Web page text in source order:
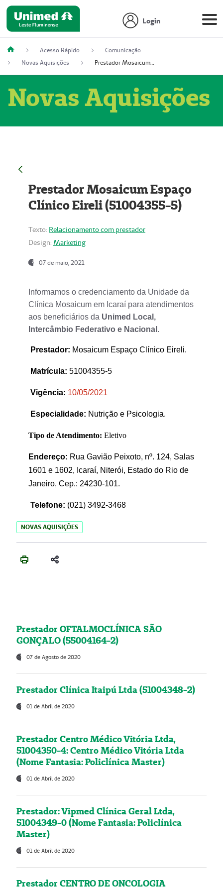
Login
Acesso Rápido
Comunicação
Novas Aquisições
Prestador Mosaicum Espaço Clínico Eireli (51004355-5)
Novas Aquisições
Prestador Mosaicum Espaço
Clínico Eireli (51004355-5)
Texto: Relacionamento com prestador
Design: Marketing
07 de maio, 2021
Informamos o credenciamento da Unidade da
Clínica Mosaicum em Icaraí para atendimentos
aos beneficiários da Unimed Local,
Intercâmbio Federativo e Nacional .
Prestador: Mosaicum Espaço Clínico Eireli.
Matrícula: 51004355-5
Vigência: 10/05/2021
Especialidade: Nutrição e Psicologia.
Tipo de Atendimento: Eletivo
Endereço: Rua Gavião Peixoto, nº. 124, Salas
1601 e 1602, Icaraí, Niterói, Estado do Rio de
Janeiro, Cep.: 24230-101.
Telefone: (021) 3492-3468
NOVAS AQUISIÇÕES
Prestador OFTALMOCLÍNICA SÃO
GONÇALO (55004164-2)
07 de Agosto de 2020
Prestador Clínica Itaipú Ltda (51004348-2)
01 de Abril de 2020
Prestador Centro Médico Vitória Ltda,
51004350-4: Centro Médico Vitória Ltda
(Nome Fantasia: Policlínica Master)
01 de Abril de 2020
Prestador: Vipmed Clínica Geral Ltda,
51004349-0 (Nome Fantasia: Policlínica
Master)
01 de Abril de 2020
Prestador CENTRO DE ONCOLOGIA